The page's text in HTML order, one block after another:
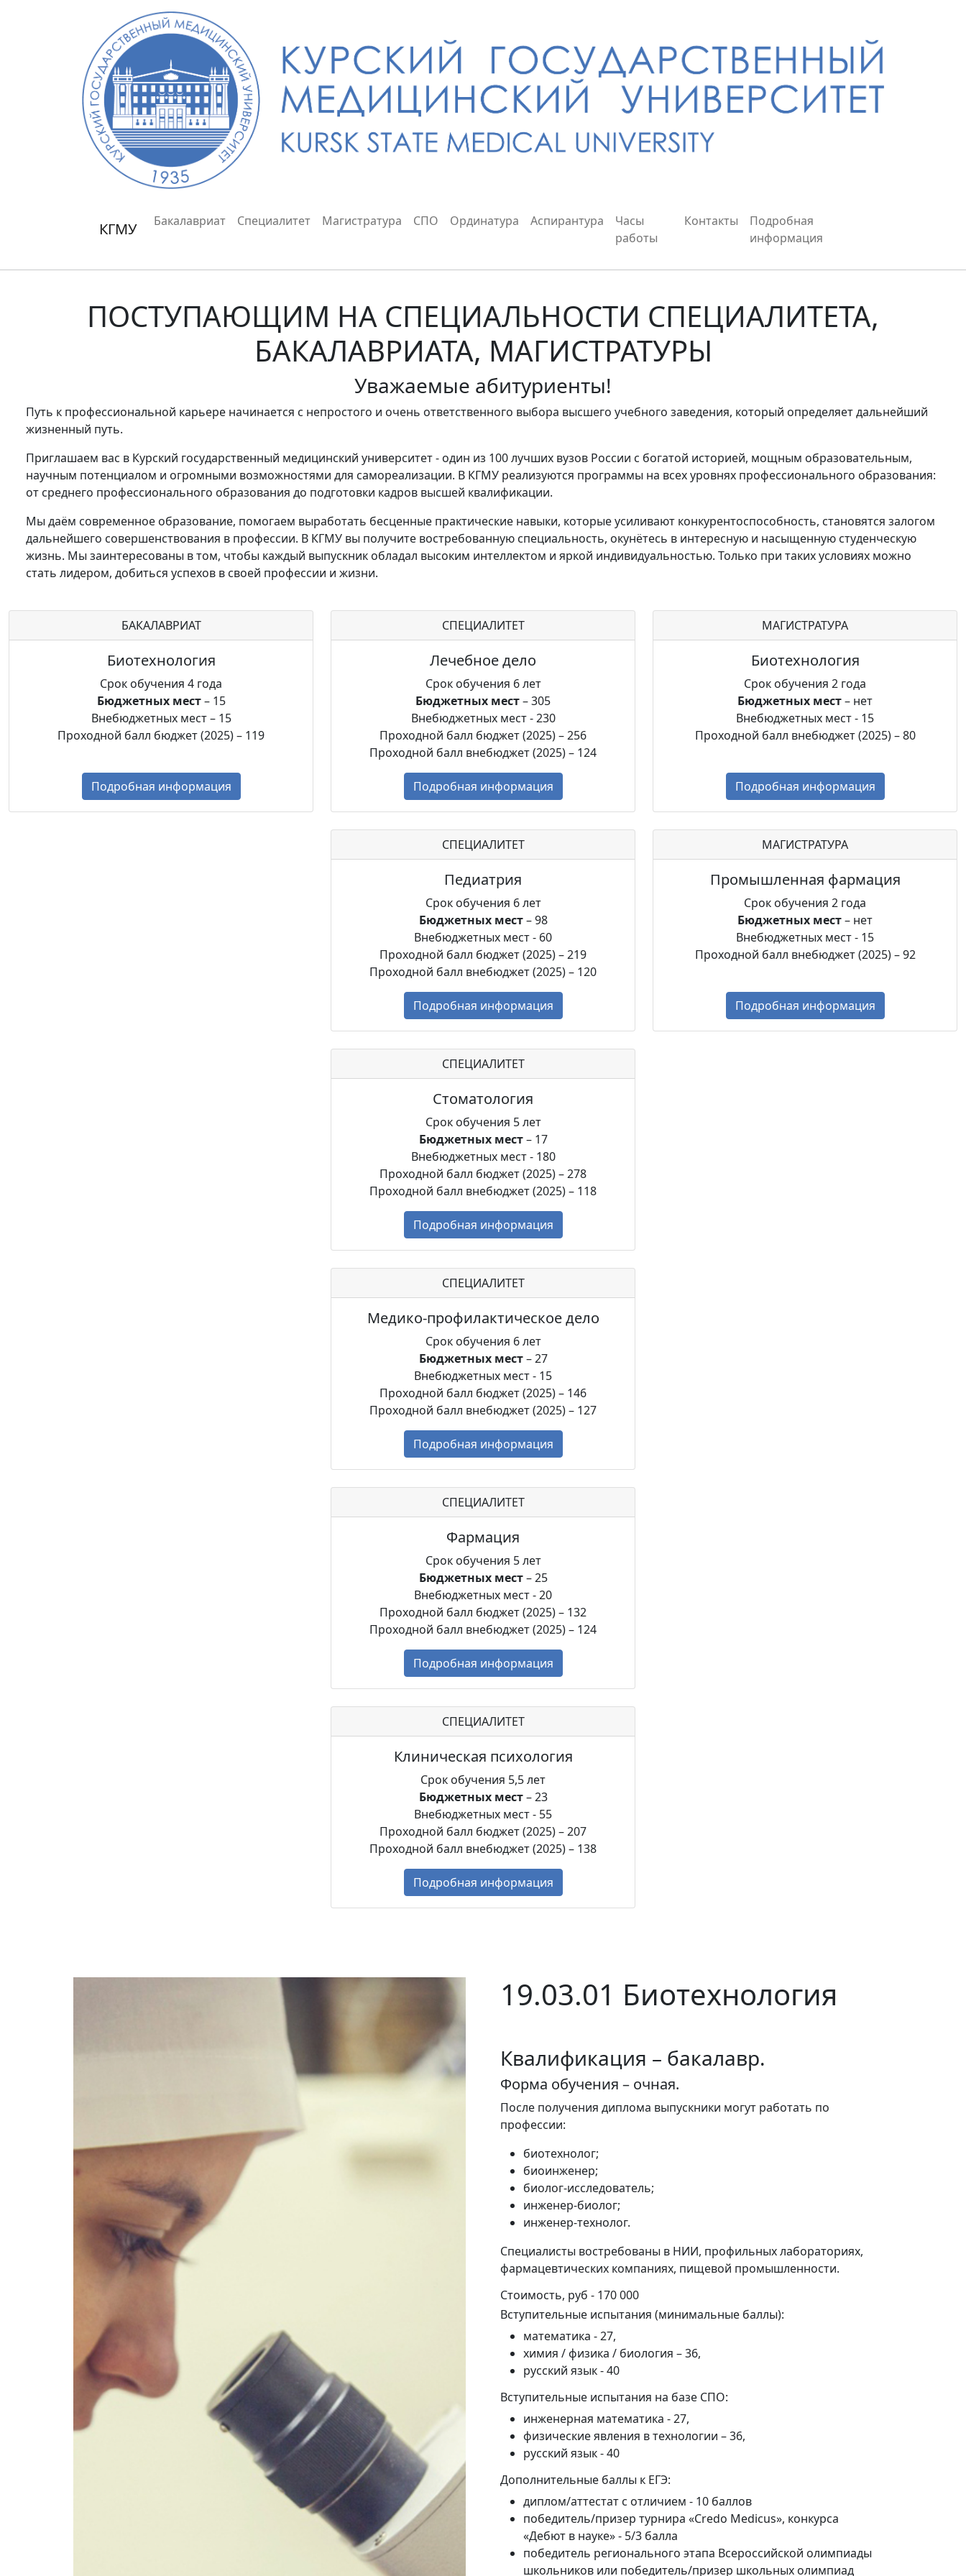
КГМУ Бакалавриат Специалитет Магистратура СПО Ординатура Аспирантура
Часы
работы
Контакты
Подробная
информация
ПОСТУПАЮЩИМ НА СПЕЦИАЛЬНОСТИ СПЕЦИАЛИТЕТА,
БАКАЛАВРИАТА, МАГИСТРАТУРЫ
Уважаемые абитуриенты!
Путь к профессиональной карьере начинается с непростого и очень ответственного выбора высшего учебного заведения, который определяет дальнейший
жизненный путь.
Приглашаем вас в Курский государственный медицинский университет - один из 100 лучших вузов России с богатой историей, мощным образовательным,
научным потенциалом и огромными возможностями для самореализации. В КГМУ реализуются программы на всех уровнях профессионального образования:
от среднего профессионального образования до подготовки кадров высшей квалификации.
Мы даём современное образование, помогаем выработать бесценные практические навыки, которые усиливают конкурентоспособность, становятся залогом
дальнейшего совершенствования в профессии. В КГМУ вы получите востребованную специальность, окунётесь в интересную и насыщенную студенческую
жизнь. Мы заинтересованы в том, чтобы каждый выпускник обладал высоким интеллектом и яркой индивидуальностью. Только при таких условиях можно
стать лидером, добиться успехов в своей профессии и жизни.
БАКАЛАВРИАТ
Биотехнология
Срок обучения 4 года
Бюджетных мест– 15
Внебюджетных мест – 15
Проходной балл бюджет (2025) – 119
Подробная информация
СПЕЦИАЛИТЕТ
Лечебное дело
Срок обучения 6 лет
Бюджетных мест– 305
Внебюджетных мест - 230
Проходной балл бюджет (2025) – 256
Проходной балл внебюджет (2025) – 124
Подробная информация
МАГИСТРАТУРА
Биотехнология
Срок обучения 2 года
Бюджетных мест– нет
Внебюджетных мест - 15
Проходной балл внебюджет (2025) – 80
Подробная информация
СПЕЦИАЛИТЕТ
Педиатрия
Срок обучения 6 лет
Бюджетных мест– 98
Внебюджетных мест - 60
Проходной балл бюджет (2025) – 219
Проходной балл внебюджет (2025) – 120
Подробная информация
МАГИСТРАТУРА
Промышленная фармация
Срок обучения 2 года
Бюджетных мест– нет
Внебюджетных мест - 15
Проходной балл внебюджет (2025) – 92
Подробная информация
СПЕЦИАЛИТЕТ
Стоматология
Срок обучения 5 лет
Бюджетных мест– 17
Внебюджетных мест - 180
Проходной балл бюджет (2025) – 278
Проходной балл внебюджет (2025) – 118
Подробная информация
СПЕЦИАЛИТЕТ
Медико-профилактическое дело
Срок обучения 6 лет
Бюджетных мест– 27
Внебюджетных мест - 15
Проходной балл бюджет (2025) – 146
Проходной балл внебюджет (2025) – 127
Подробная информация
СПЕЦИАЛИТЕТ
Фармация
Срок обучения 5 лет
Бюджетных мест– 25
Внебюджетных мест - 20
Проходной балл бюджет (2025) – 132
Проходной балл внебюджет (2025) – 124
Подробная информация
СПЕЦИАЛИТЕТ
Клиническая психология
Срок обучения 5,5 лет
Бюджетных мест– 23
Внебюджетных мест - 55
Проходной балл бюджет (2025) – 207
Проходной балл внебюджет (2025) – 138
Подробная информация
19.03.01 Биотехнология
Квалификация – бакалавр.
Форма обучения – очная.
После получения диплома выпускники могут работать по
профессии:
биотехнолог;
биоинженер;
биолог-исследователь;
инженер-биолог;
инженер-технолог.
Специалисты востребованы в НИИ, профильных лабораториях,
фармацевтических компаниях, пищевой промышленности.
Стоимость, руб - 170 000
Вступительные испытания (минимальные баллы):
математика - 27,
химия / физика / биология – 36,
русский язык - 40
Вступительные испытания на базе СПО:
инженерная математика - 27,
физические явления в технологии – 36,
русский язык - 40
Дополнительные баллы к ЕГЭ:
диплом/аттестат с отличием - 10 баллов
победитель/призер турнира «Credo Medicus», конкурса
«Дебют в науке» - 5/3 балла
победитель регионального этапа Всероссийской олимпиады
школьников или победитель/призер школьных олимпиад